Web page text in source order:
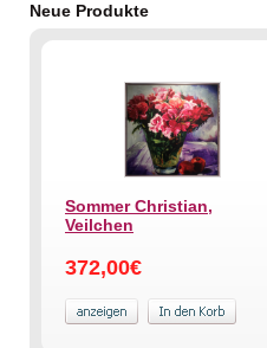
Neue Produkte
Sommer Christian,
Veilchen
372,00€